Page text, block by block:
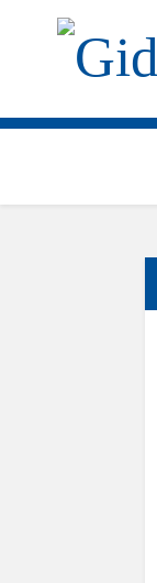
principal